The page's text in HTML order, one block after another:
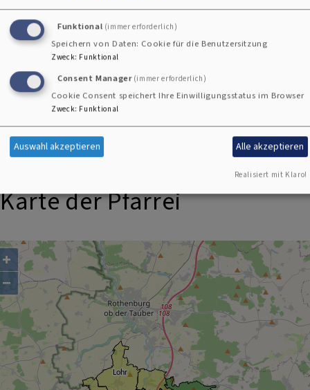
Wörnitz · Erzberg
Karte der Pfarrei
+
−
Funktional (immer erforderlich)
Speichern von Daten: Cookie für die Benutzersitzung
Zweck: Funktional
Consent Manager (immer erforderlich)
Cookie Consent speichert Ihre Einwilligungsstatus im Browser
Zweck: Funktional
Auswahl akzeptieren Alle akzeptieren
Realisiert mit Klaro!